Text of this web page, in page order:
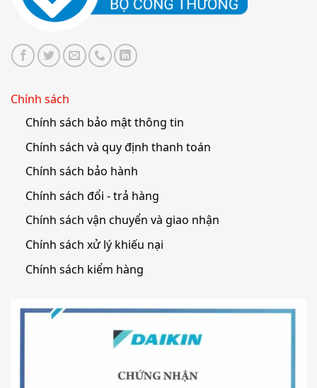
Chính sách
Chính sách bảo mật thông tin
Chính sách và quy định thanh toán
Chính sách bảo hành
Chính sách đổi - trả hàng
Chính sách vận chuyển và giao nhận
Chính sách xử lý khiếu nại
Chính sách kiểm hàng